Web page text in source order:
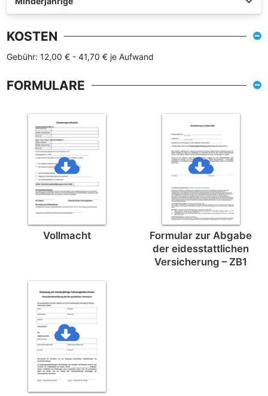
KOSTEN
Gebühr: 12,00 € - 41,70 € je Aufwand
FORMULARE
Vollmacht
Formular zur Abgabe
der eides­stattlichen
Versicherung – ZB1